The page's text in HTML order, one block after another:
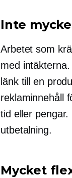
Inte
Arbetet som
med
länk till en
reklaminnehåll
tid eller
utbetalning.
Mycket